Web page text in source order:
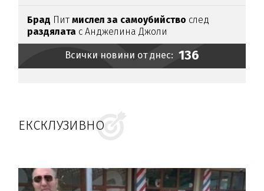
Брад Питмислел за самоубийство след
раздялата с Анджелина Джоли
Всички новини от днес: 136
ЕКСКЛУЗИВНО